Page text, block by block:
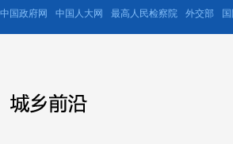
中国政府网 中国人大网 最高人民检察院 外交部